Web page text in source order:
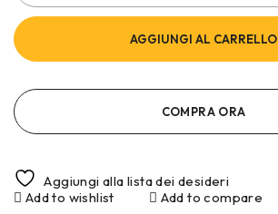
AGGIUNGI AL CARRELLO
COMPRA ORA
Aggiungi alla lista dei desideri
Add to wishlist
Add to compare